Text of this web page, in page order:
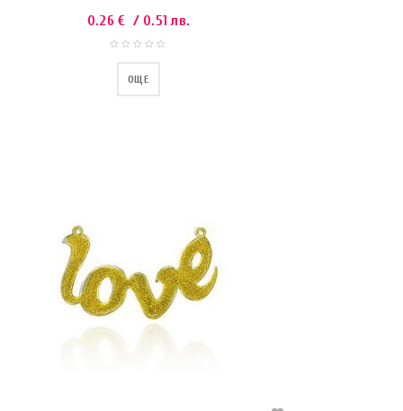
0.26€ / 0.51 лв.
ОЩЕ